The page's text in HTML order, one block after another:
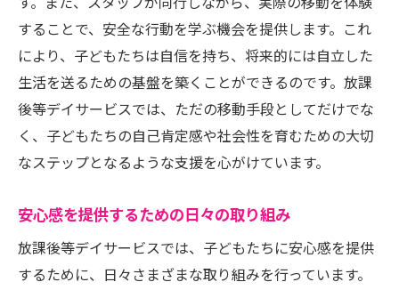
することで、安全な行動を学ぶ機会を提供します。これ
により、子どもたちは自信を持ち、将来的には自立した
生活を送るための基盤を築くことができるのです。放課
後等デイサービスでは、ただの移動手段としてだけでな
く、子どもたちの自己肯定感や社会性を育むための大切
なステップとなるような支援を心がけています。
安心感を提供するための日々の取り組み
放課後等デイサービスでは、子どもたちに安心感を提供
するために、日々さまざまな取り組みを行っています。